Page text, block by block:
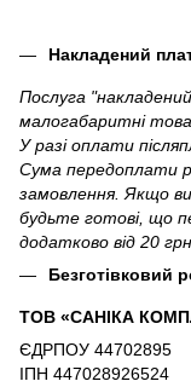
Накладений
Послуга
малогабаритні
У разі оплати
Сума передоплати
замовлення. Якщо
будьте готові, що
додатково від 20
Безготівковий
ТОВ «САНІКА
ЄДРПОУ 44702895
ІПН 447028926524